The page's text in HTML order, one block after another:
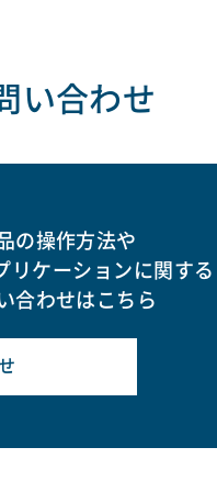
い合わせ
の操作方法や
リケーションに関する
合わせはこちら